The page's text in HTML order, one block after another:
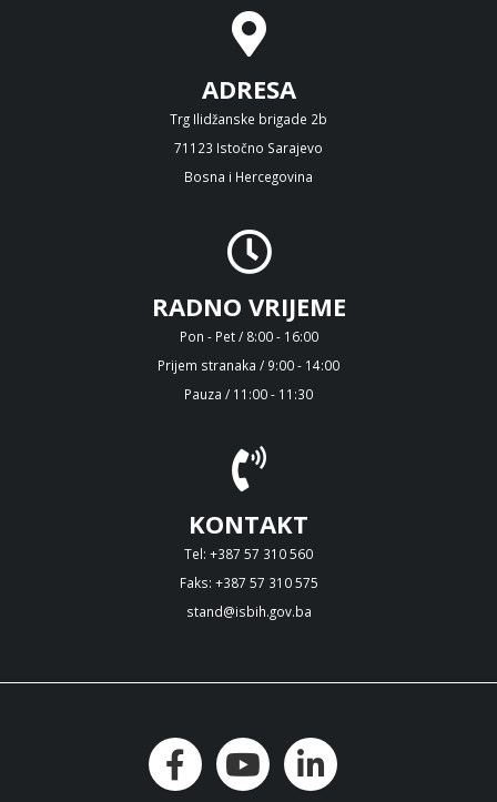
ADRESA
Trg Ilidžanske brigade 2b
71123 Istočno Sarajevo
Bosna i Hercegovina
RADNO VRIJEME
Pon - Pet / 8:00 - 16:00
Prijem stranaka / 9:00 - 14:00
Pauza / 11:00 - 11:30
KONTAKT
Tel: +387 57 310 560
Faks: +387 57 310 575
stand@isbih.gov.ba